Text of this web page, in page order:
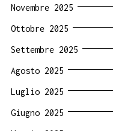
Novembre 2025
Ottobre 2025
Settembre 2025
Agosto 2025
Luglio 2025
Giugno 2025